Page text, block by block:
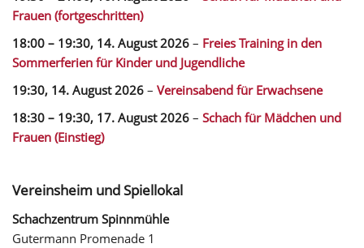
Frauen (fortgeschritten)
18:00 – 19:30, 14. August 2026 – Freies Training in den
Sommerferien für Kinder und Jugendliche
19:30, 14. August 2026 – Vereinsabend für Erwachsene
18:30 – 19:30, 17. August 2026 – Schach für Mädchen und
Frauen (Einstieg)
Vereinsheim und Spiellokal
Schachzentrum Spinnmühle
Gutermann Promenade 1